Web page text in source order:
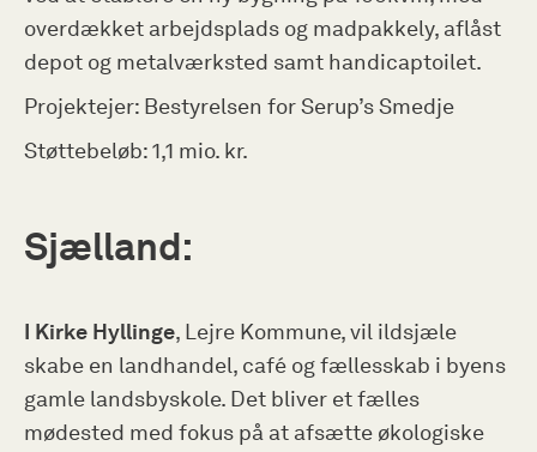
overdækket arbejdsplads og madpakkely, aflåst
depot og metalværksted samt handicaptoilet.
Projektejer: Bestyrelsen for Serup’s Smedje
Støttebeløb: 1,1 mio. kr.
Sjælland:
I Kirke Hyllinge, Lejre Kommune, vil ildsjæle
skabe en landhandel, café og fællesskab i byens
gamle landsbyskole. Det bliver et fælles
mødested med fokus på at afsætte økologiske